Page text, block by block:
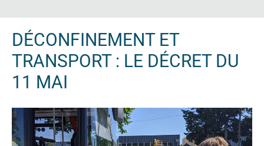
DÉCONFINEMENT ET
TRANSPORT : LE DÉCRET DU
11 MAI